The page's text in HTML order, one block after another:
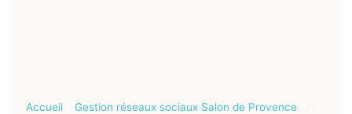
Accueil» Gestion réseaux sociaux Salon de Provence»